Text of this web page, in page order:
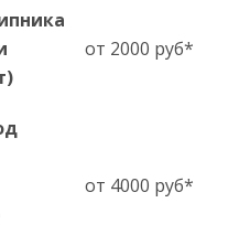
от 2000 руб*
от 4000 руб*